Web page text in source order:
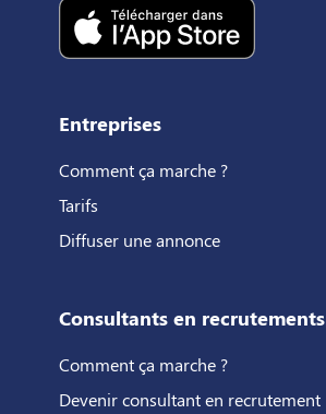
Entreprises
Comment ça marche ?
Tarifs
Diffuser une annonce
Consultants en recrutements
Comment ça marche ?
Devenir consultant en recrutement